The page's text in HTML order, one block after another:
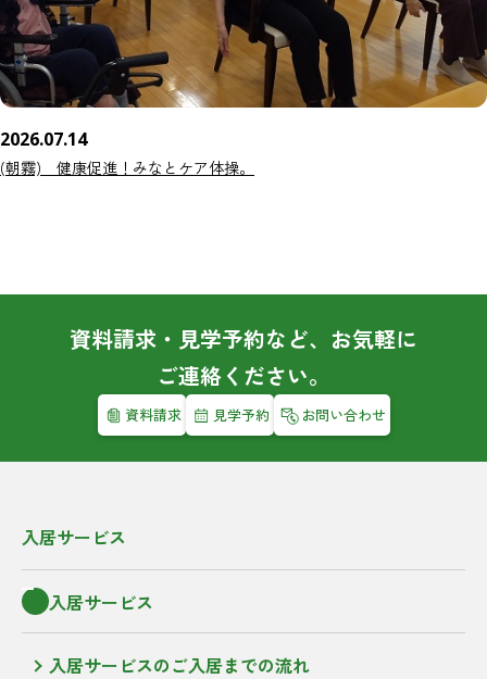
2026.07.14
(朝霧) 健康促進！みなとケア体操。
資料請求・見学予約など、お気軽に
ご連絡ください。
資料請求 見学予約 お問い合わせ
入居サービス
入居サービス
入居サービスのご入居までの流れ